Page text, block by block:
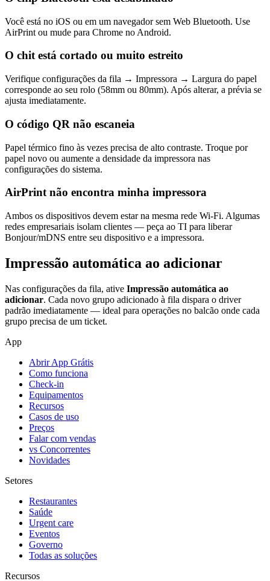
Você está no iOS ou em um navegador sem Web Bluetooth. Use
AirPrint ou mude para Chrome no Android.
O chit está cortado ou muito estreito
Verifique configurações da fila → Impressora → Largura do papel
corresponde ao seu rolo (58mm ou 80mm). Após alterar, a prévia se
ajusta imediatamente.
O código QR não escaneia
Papel térmico fino às vezes precisa de alto contraste. Troque por
papel novo ou aumente a densidade da impressora nas
configurações do sistema.
AirPrint não encontra minha impressora
Ambos os dispositivos devem estar na mesma rede Wi-Fi. Algumas
redes empresariais isolam clientes — peça ao TI para liberar
Bonjour/mDNS entre seu dispositivo e a impressora.
Impressão automática ao adicionar
Nas configurações da fila, ative Impressão automática ao
adicionar. Cada novo grupo adicionado à fila dispara o driver
padrão imediatamente — ideal para operações no balcão onde cada
grupo precisa de um ticket.
App
Abrir App Grátis
Como funciona
Check-in
Equipamentos
Recursos
Casos de uso
Preços
Falar com vendas
vs Concorrentes
Novidades
Setores
Restaurantes
Saúde
Urgent care
Eventos
Governo
Todas as soluções
Recursos